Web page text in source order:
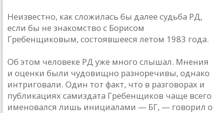
Неизвестно, как сложилась бы далее судьба РД,
если бы не знакомство с Борисом
Гребенщиковым, состоявшееся летом 1983 года.
Об этом человеке РД уже много слышал. Мнения
и оценки были чудовищно разноречивы, однако
интриговали. Один тот факт, что в разговорах и
публикациях самиздата Гребенщиков чаще всего
именовался лишь инициалами — БГ, — говорил о